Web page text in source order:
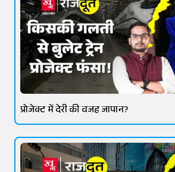
प्रोजेक्ट में देरी की वजह जापान?